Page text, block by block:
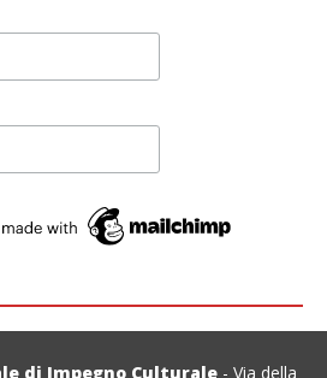
di Impegno Culturale- Via della